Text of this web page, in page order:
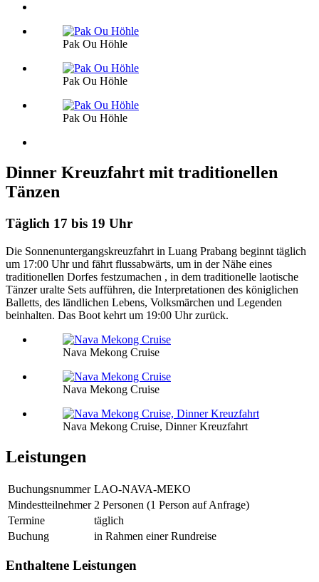
Pak Ou Höhle
Pak Ou Höhle
Pak Ou Höhle
Dinner Kreuzfahrt mit traditionellen
Tänzen
Täglich 17 bis 19 Uhr
Die Sonnenuntergangskreuzfahrt in Luang Prabang beginnt täglich
um 17:00 Uhr und fährt flussabwärts, um in der Nähe eines
traditionellen Dorfes festzumachen , in dem traditionelle laotische
Tänzer uralte Sets aufführen, die Interpretationen des königlichen
Balletts, des ländlichen Lebens, Volksmärchen und Legenden
beinhalten. Das Boot kehrt um 19:00 Uhr zurück.
Nava Mekong Cruise
Nava Mekong Cruise
Nava Mekong Cruise, Dinner Kreuzfahrt
Leistungen
Buchungsnummer LAO-NAVA-MEKO
Mindestteilnehmer 2 Personen (1 Person auf Anfrage)
Termine
täglich
Buchung
in Rahmen einer Rundreise
Enthaltene Leistungen